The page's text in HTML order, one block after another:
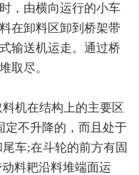
，由横向运行的小车
在卸料区卸到桥架带
输送机运走。通过桥
取尽。
机在结构上的主要区
定不升降的，而且处于
车;在斗轮的前方有固
料耙沿料堆端面运